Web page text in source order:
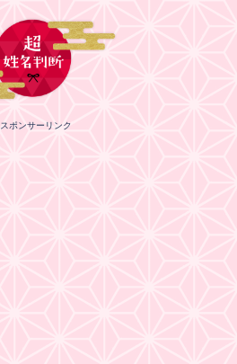
スポンサーリンク